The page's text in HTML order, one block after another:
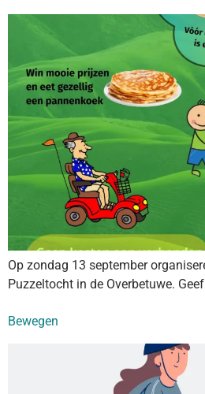
Op zondag 13 september
Puzzeltocht in de Overbetuwe.
Bewegen